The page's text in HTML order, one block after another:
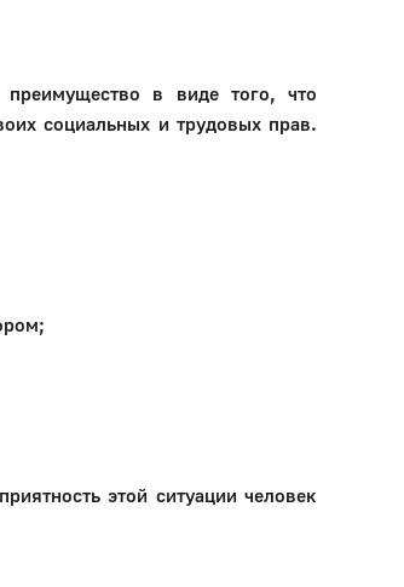
преимущество в виде того, что
социальных и трудовых прав.
этой ситуации человек